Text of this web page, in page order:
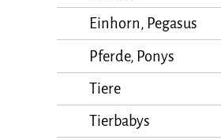
Einhorn, Pegasus
Pferde, Ponys
Tiere
Tierbabys